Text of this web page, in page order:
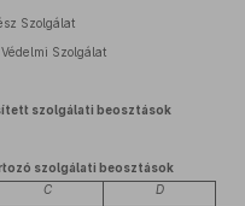
Szolgálat
Szolgálat
szolgálati beosztások
szolgálati beosztások
C
D